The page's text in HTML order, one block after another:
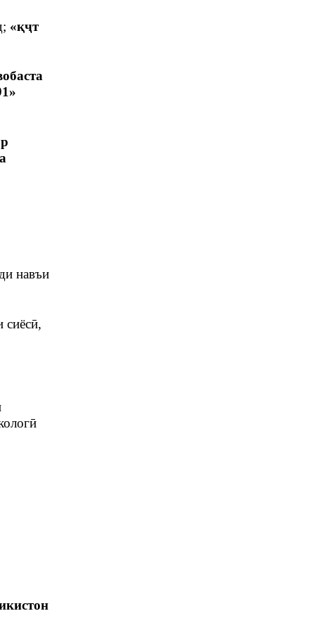
«қҷт
навъи
сиёсӣ,